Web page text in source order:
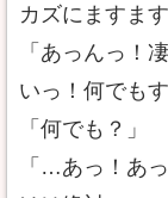
カズにますま
「あっんっ！
いっ！何でも
「何でも？」
「…あっ！あ